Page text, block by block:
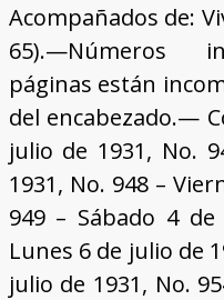
Acompañados de:
65).—Números
páginas están
del encabezado.—
julio de 1931, No.
1931, No. 948 –
949 – Sábado 4
Lunes 6 de julio de
julio de 1931, No.